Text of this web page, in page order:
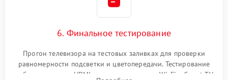
6. Финальное тестирование
Прогон телевизора на тестовых заливках для проверки
равномерности подсветки и цветопередачи. Тестирование
работы разъемов HDMI, динамиков, модуля Wi-Fi и Smart TV